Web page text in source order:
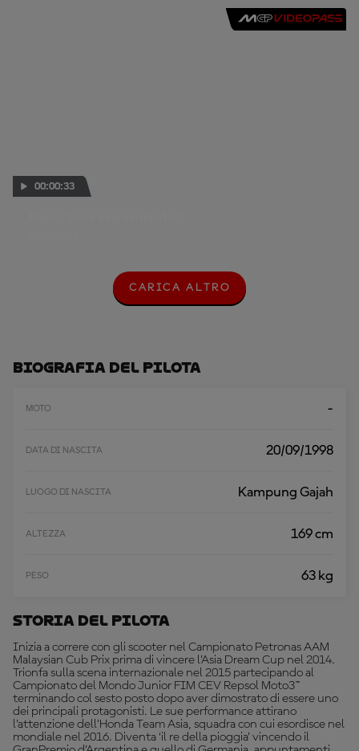
00:00:33
C
A
A
A
CARICA ALTRO
Biografia Del Pilota
MOTO -
DATA DI NASCITA 20/09/1998
LUOGO DI NASCITA Kampung Gajah
ALTEZZA 169 cm
PESO 63 kg
Storia Del Pilota
Inizia a correre con gli scooter nel Campionato Petronas AAM
Malaysian Cub Prix prima di vincere l’Asia Dream Cup nel 2014.
Trionfa sulla scena internazionale nel 2015 partecipando al
Campionato del Mondo Junior FIM CEV Repsol Moto3™
terminando col sesto posto dopo aver dimostrato di essere uno
dei principali protagonisti. Le sue performance attirano
l’attenzione dell’Honda Team Asia, squadra con cui esordisce nel
mondiale nel 2016. Diventa ‘il re della pioggia’ vincendo il